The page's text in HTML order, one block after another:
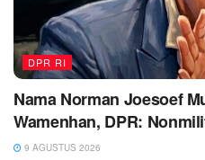
DPR RI
Nama Norman Joesoef
Wamenhan, DPR:
9 AGUSTUS 2026